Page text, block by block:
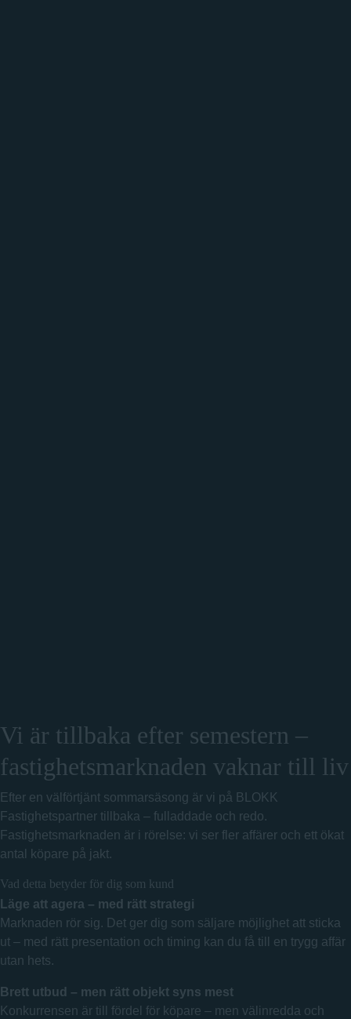
Vi är tillbaka efter semestern –
fastighetsmarknaden vaknar till liv
Efter en välförtjänt sommarsäsong är vi på BLOKK
Fastighetspartner tillbaka – fulladdade och redo.
Fastighetsmarknaden är i rörelse: vi ser fler affärer och ett ökat
antal köpare på jakt.
Vad detta betyder för dig som kund
Läge att agera – med rätt strategi
Marknaden rör sig. Det ger dig som säljare möjlighet att sticka
ut – med rätt presentation och timing kan du få till en trygg affär
utan hets.
Brett utbud – men rätt objekt syns mest
Konkurrensen är till fördel för köpare – men välinredda och